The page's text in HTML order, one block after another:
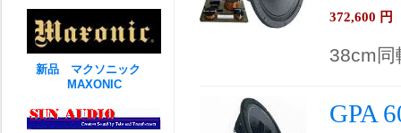
372,600 円
38cm
GPA
新品 マクソニック
MAXONIC